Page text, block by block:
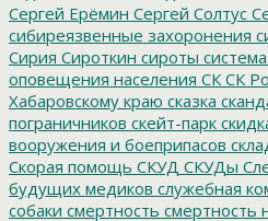
Сергей Ерёмин Сергей Солтус
сибиреязвенные захоронения
Сирия Сироткин сироты
оповещения населения СК СК
Хабаровскому краю сказка
пограничников скейт-парк
вооружения и боеприпасов
Скорая помощь СКУД СКУДы
будущих медиков служебная
собаки смертность смертность